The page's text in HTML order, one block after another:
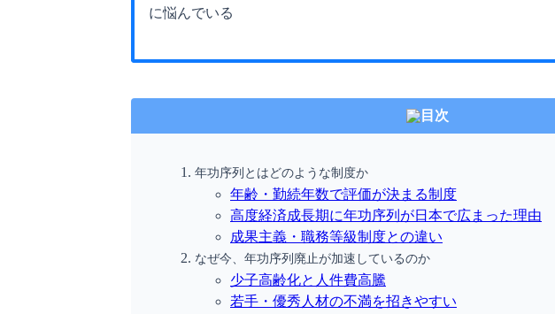
に悩んでいる
目次
年功序列とはどのような制度か
年齢・勤続年数で評価が決まる制度
高度経済成長期に年功序列が日本で広まった理由
成果主義・職務等級制度との違い
なぜ今、年功序列廃止が加速しているのか
少子高齢化と人件費高騰
若手・優秀人材の不満を招きやすい